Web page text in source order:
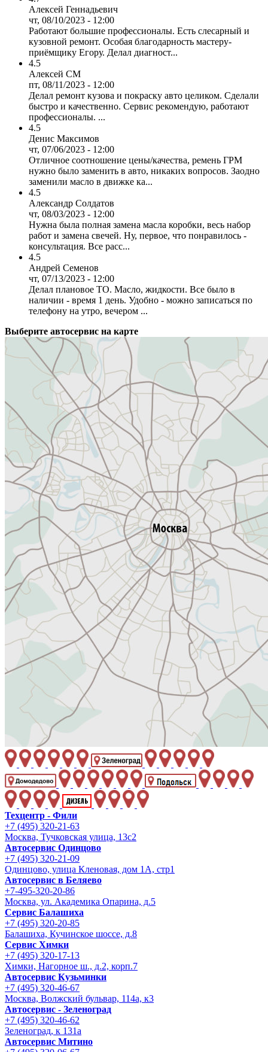
Алексей Геннадьевич
чт, 08/10/2023 - 12:00
Работают большие профессионалы. Есть слесарный и
кузовной ремонт. Особая благодарность мастеру-
приёмщику Егору. Делал диагност...
4.5
Алексей СМ
пт, 08/11/2023 - 12:00
Делал ремонт кузова и покраску авто целиком. Сделали
быстро и качественно. Сервис рекомендую, работают
профессионалы. ...
4.5
Денис Максимов
чт, 07/06/2023 - 12:00
Отличное соотношение цены/качества, ремень ГРМ
нужно было заменить в авто, никаких вопросов. Заодно
заменили масло в движке ка...
4.5
Александр Солдатов
чт, 08/03/2023 - 12:00
Нужна была полная замена масла коробки, весь набор
работ и замена свечей. Ну, первое, что понравилось -
консультация. Все расс...
4.5
Андрей Семенов
чт, 07/13/2023 - 12:00
Делал плановое ТО. Масло, жидкости. Все было в
наличии - время 1 день. Удобно - можно записаться по
телефону на утро, вечером ...
Выберите автосервис на карте
Техцентр - Фили
+7 (495) 320-21-63
Москва, Тучковская улица, 13с2
Автосервис Одинцово
+7 (495) 320-21-09
Одинцово, улица Кленовая, дом 1А, стр1
Автосервис в Беляево
+7-495-320-20-86
Москва, ул. Академика Опарина, д.5
Сервис Балашиха
+7 (495) 320-20-85
Балашиха, Кучинское шоссе, д.8
Сервис Химки
+7 (495) 320-17-13
Химки, Нагорное ш., д.2, корп.7
Автосервис Кузьминки
+7 (495) 320-46-67
Москва, Волжский бульвар, 114а, к3
Автосервис - Зеленоград
+7 (495) 320-46-62
Зеленоград, к 131а
Автосервис Митино